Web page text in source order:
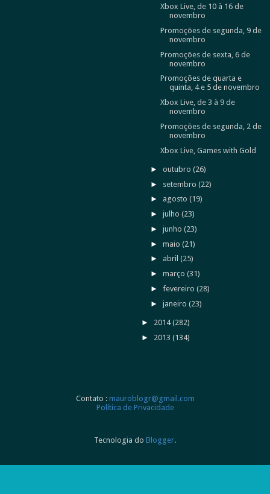
Xbox Live, de 10 à 16 de
novembro
Promoções de segunda, 9 de
novembro
Promoções de sexta, 6 de
novembro
Promoções de quarta e
quinta, 4 e 5 de novembro
Xbox Live, de 3 à 9 de
novembro
Promoções de segunda, 2 de
novembro
Xbox Live, Games with Gold
►outubro(26)
► setembro(22)
► agosto(19)
►julho(23)
►junho(23)
►maio(21)
► abril(25)
►março(31)
►fevereiro(28)
►janeiro(23)
► 2014(282)
► 2013 (134)
Contato : mauroblogr@gmail.com
Política de Privacidade
Tecnologia do Blogger.